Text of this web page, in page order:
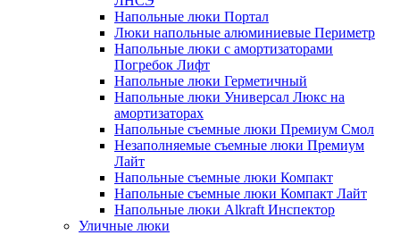
Напольные люки Портал
Люки напольные алюминиевые Периметр
Напольные люки с амортизаторами
Погребок Лифт
Напольные люки Герметичный
Напольные люки Универсал Люкс на
амортизаторах
Напольные съемные люки Премиум Смол
Незаполняемые съемные люки Премиум
Лайт
Напольные съемные люки Компакт
Напольные съемные люки Компакт Лайт
Напольные люки Alkraft Инспектор
Уличные люки